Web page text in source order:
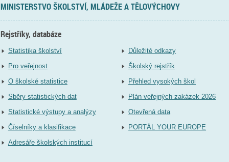
MINISTERSTVO ŠKOLSTVÍ, MLÁDEŽE A TĚLOVÝCHOVY
Rejstříky, databáze
Statistika školství
Pro veřejnost
O školské statistice
Sběry statistických dat
Statistické výstupy a analýzy
Číselníky a klasifikace
Adresáře školských institucí
Důležité odkazy
Školský rejstřík
Přehled vysokých škol
Plán veřejných zakázek 2026
Otevřená data
PORTÁL YOUR EUROPE